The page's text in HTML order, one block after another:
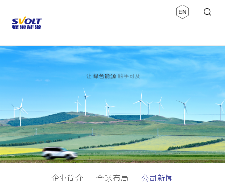
企业简介 全球布局 公司新闻